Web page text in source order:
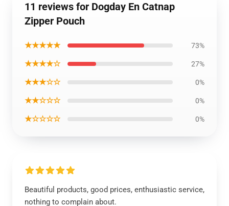
11 reviews for Dogday En Catnap
Zipper Pouch
★★★★★ 73%
★★★★☆ 27%
★★★☆☆ 0%
★★☆☆☆ 0%
★☆☆☆☆ 0%
Beautiful products, good prices, enthusiastic service,
nothing to complain about.